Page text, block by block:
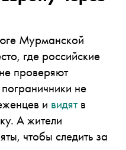
Мурманской
где российские
проверяют
не
и видятв
А жители
чтобы следить за